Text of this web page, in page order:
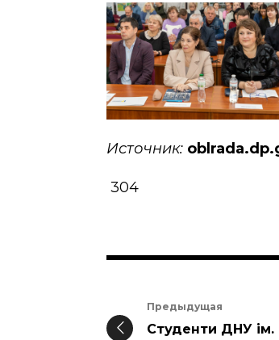
Источник:
304
Предыдущая
Студенти ДНУ ім.